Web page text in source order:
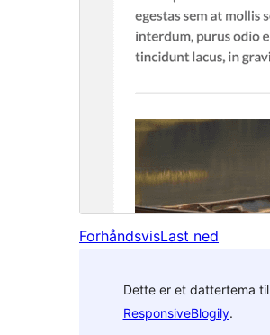
ForhåndsvisLast ned
Dette er et dattertema til
ResponsiveBlogily.